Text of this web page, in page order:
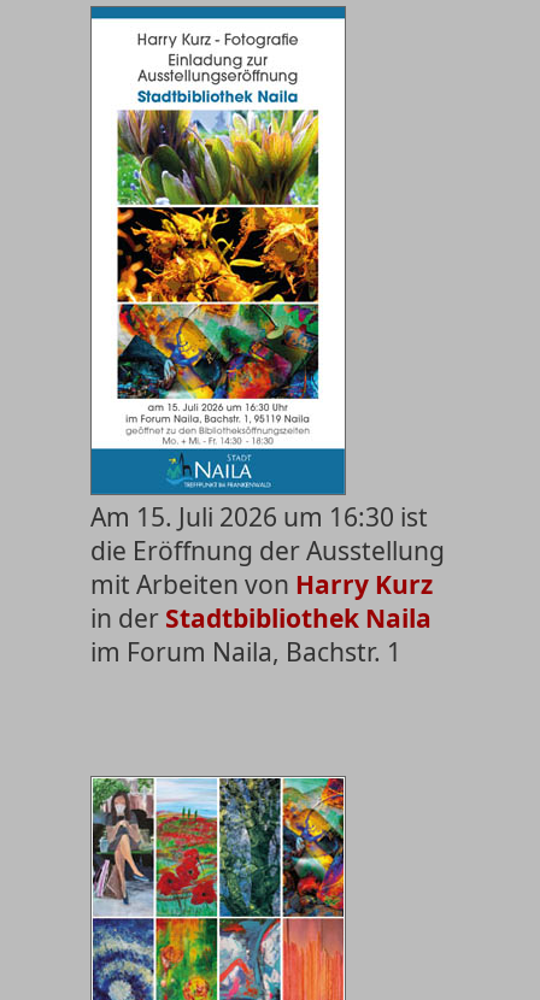
Am 15. Juli 2026 um 16:30 ist
die Eröffnung der Ausstellung
mit Arbeiten von Harry Kurz
in der Stadtbibliothek Naila
im Forum Naila, Bachstr. 1